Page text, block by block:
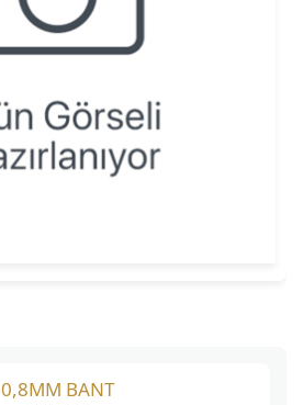
0,8MM BANT